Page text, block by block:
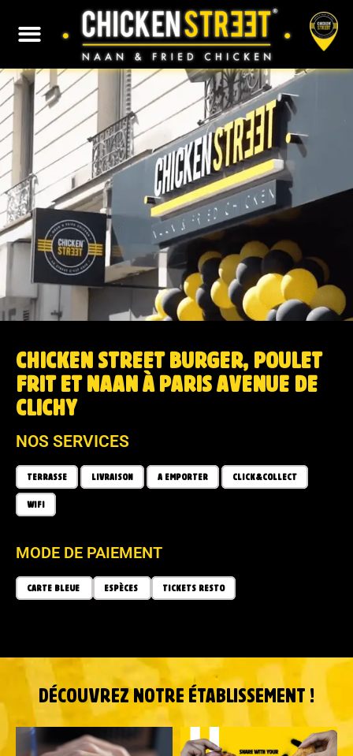
CHICKEN STREET BURGER, POULET
FRIT ET NAAN À PARIS AVENUE DE
CLICHY
NOS SERVICES
TERRASSE LIVRAISON A EMPORTER CLICK&COLLECT
WIFI
MODE DE PAIEMENT
CARTE BLEUE ESPÈCES TICKETS RESTO
DÉCOUVREZ NOTRE ÉTABLISSEMENT !